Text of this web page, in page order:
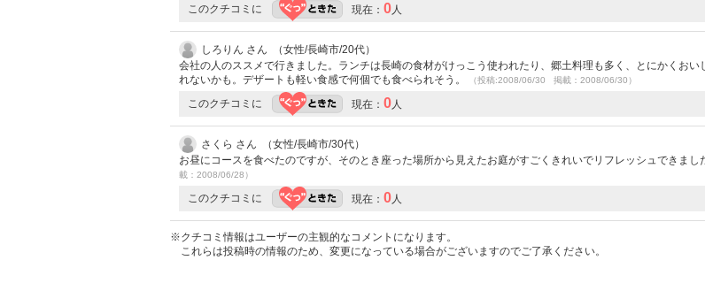
このクチコミに 現在： 0人
しろりん さん （女性/長崎市/20代）
会社の人のススメで行きました。ランチは長崎の食材がけっこう使われたり、郷土料理も多く、とにかくおい
れないかも。デザートも軽い食感で何個でも食べられそう。
（投稿:2008/06/30 掲載：2008/06/30）
このクチコミに 現在： 0人
さくら さん （女性/長崎市/30代）
お昼にコースを食べたのですが、そのとき座った場所から見えたお庭がすごくきれいでリフレッシュできまし
載：2008/06/28）
このクチコミに 現在： 0人
※クチコミ情報はユーザーの主観的なコメントになります。
これらは投稿時の情報のため、変更になっている場合がございますのでご了承ください。